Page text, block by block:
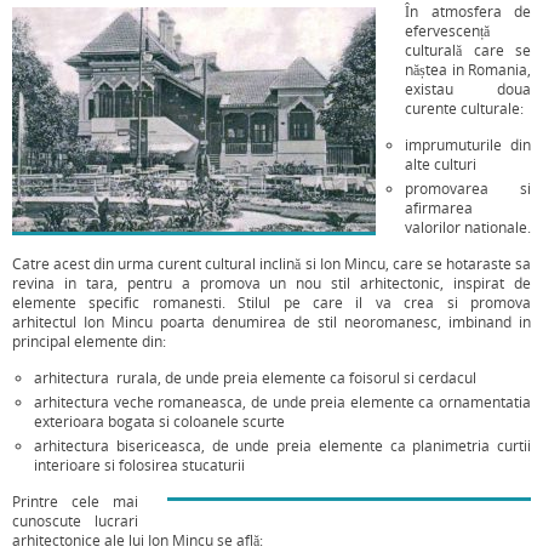
În atmosfera de
efervescență
culturală care se
năștea in Romania,
existau doua
curente culturale:
imprumuturile din
alte culturi
promovarea si
afirmarea
valorilor nationale.
Catre acest din urma curent cultural inclină si Ion Mincu, care se hotaraste sa
revina in tara, pentru a promova un nou stil arhitectonic, inspirat de
elemente specific romanesti. Stilul pe care il va crea si promova
arhitectul Ion Mincu poarta denumirea de stil neoromanesc, imbinand in
principal elemente din:
arhitectura rurala, de unde preia elemente ca foisorul si cerdacul
arhitectura veche romaneasca, de unde preia elemente ca ornamentatia
exterioara bogata si coloanele scurte
arhitectura bisericeasca, de unde preia elemente ca planimetria curtii
interioare si folosirea stucaturii
Printre cele mai
cunoscute lucrari
arhitectonice ale lui Ion Mincu se află: